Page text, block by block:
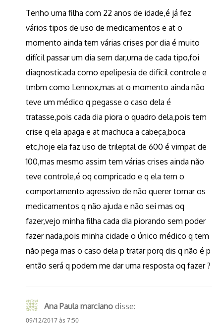
Tenho uma filha com 22 anos de idade,é já fez
vários tipos de uso de medicamentos e at o
momento ainda tem várias crises por dia é muito
difícil passar um dia sem dar,uma de cada tipo,foi
diagnosticada como epelipesia de difícil controle e
tmbm como Lennox,mas at o momento ainda não
teve um médico q pegasse o caso dela é
tratasse,pois cada dia piora o quadro dela,pois tem
crise q ela apaga e at machuca a cabeça,boca
etc,hoje ela faz uso de trileptal de 600 é vimpat de
100,mas mesmo assim tem várias crises ainda não
teve controle,é oq compricado e q ela tem o
comportamento agressivo de não querer tomar os
medicamentos q não ajuda e não sei mas oq
fazer,vejo minha filha cada dia piorando sem poder
fazer nada,pois minha cidade o único médico q tem
não pega mas o caso dela p tratar porq dis q não é p
então será q podem me dar uma resposta oq fazer ?
Ana Paula marciano disse:
09/12/2017 às 7:50